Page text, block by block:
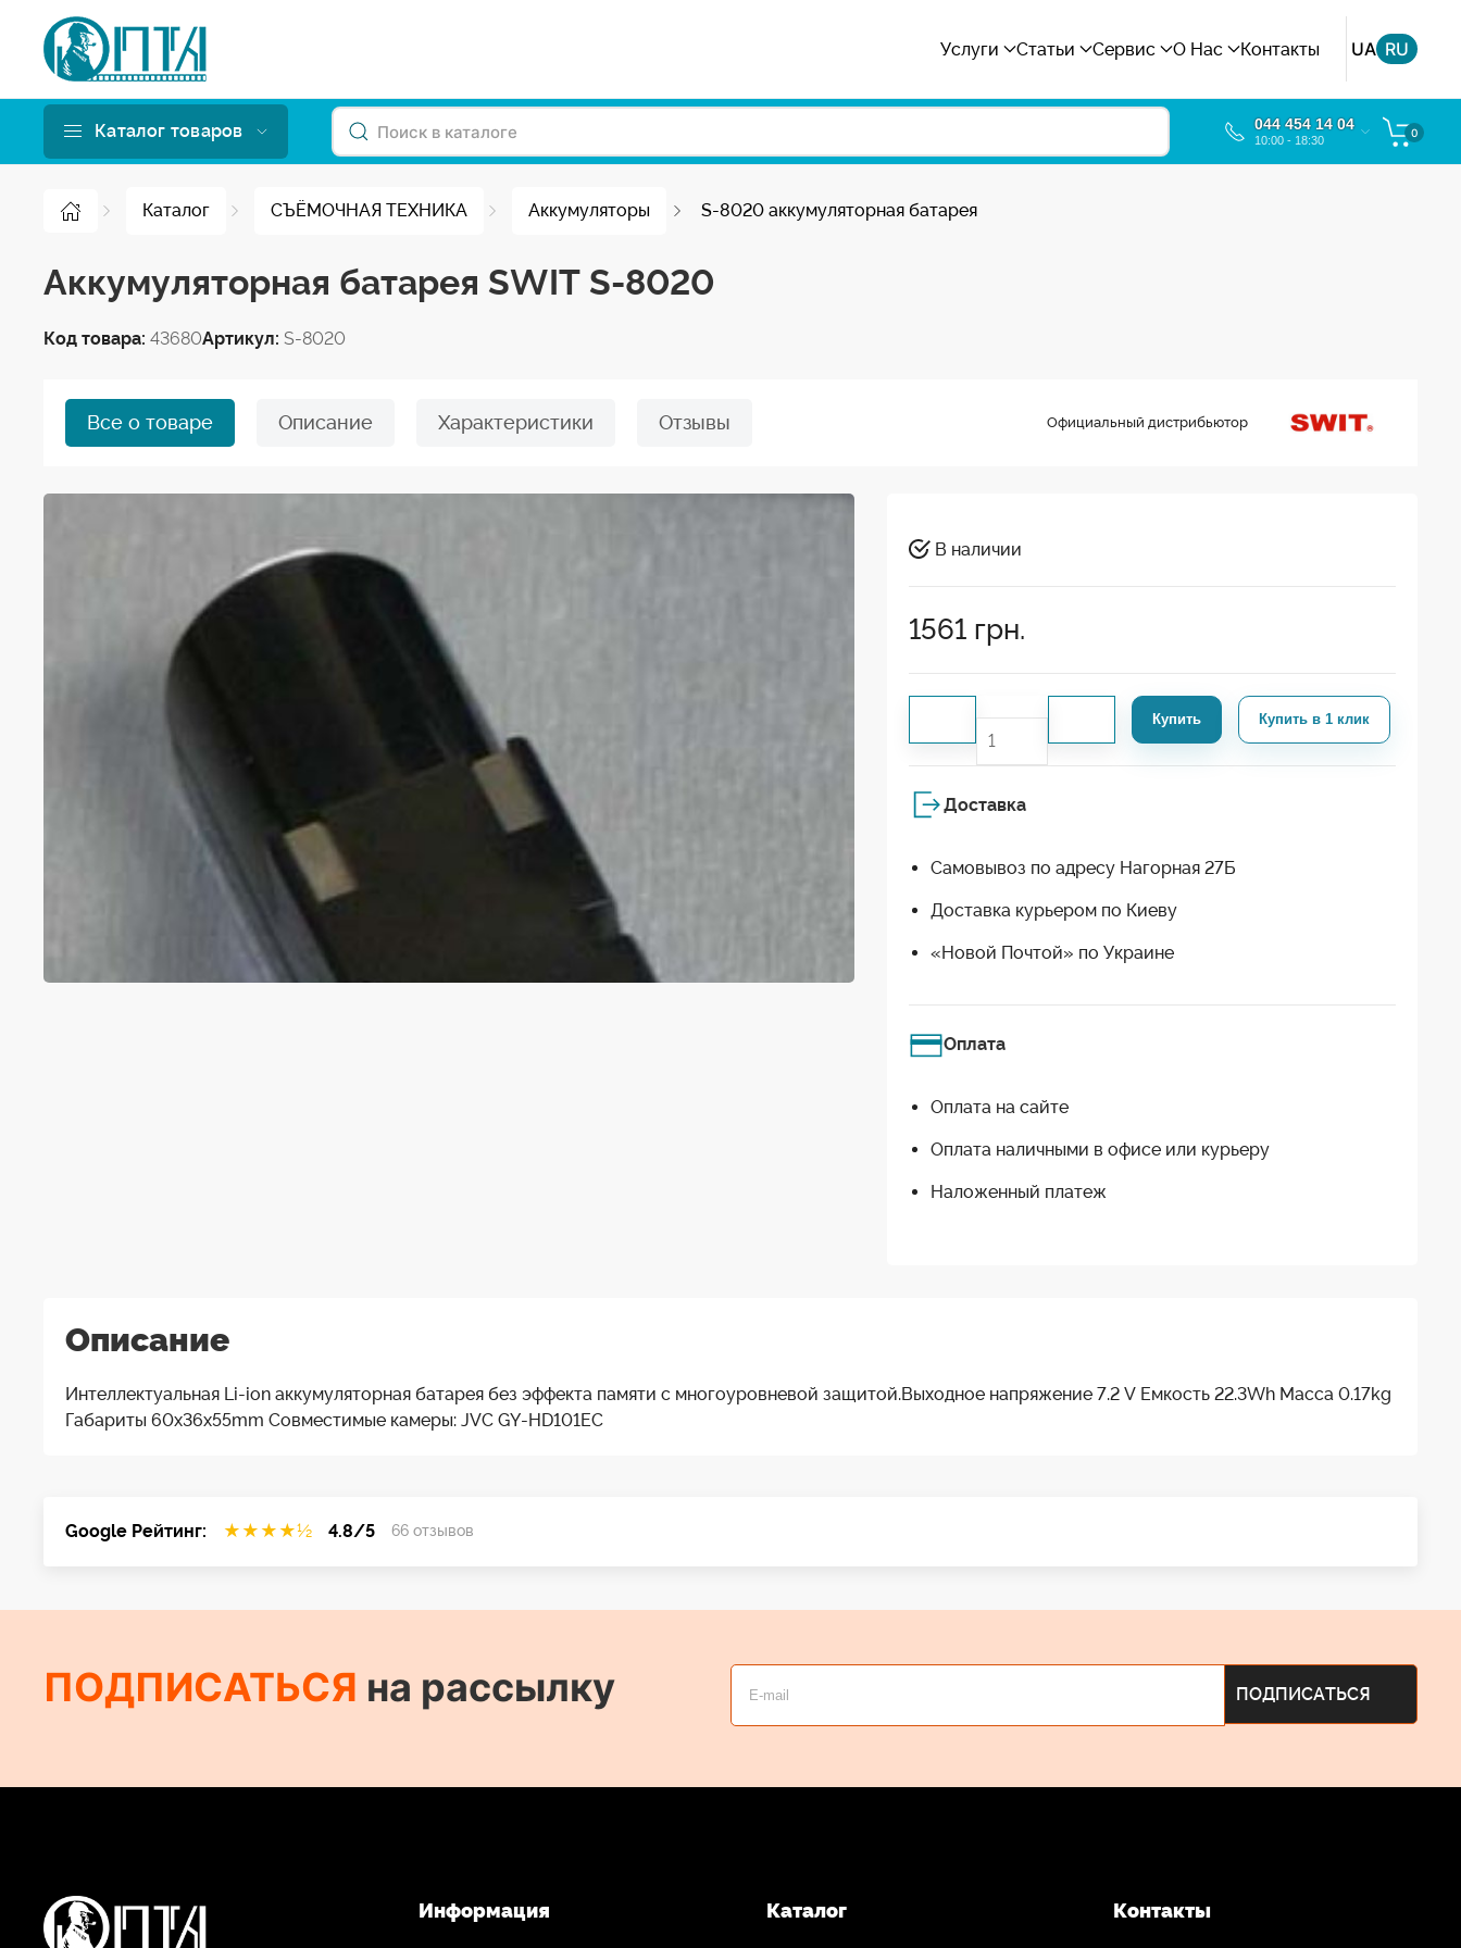
Услуги Статьи Сервис О Нас Контакты UA RU
Каталог товаров 044 454 14 04
10:00 - 18:30
0
Каталог СЪЁМОЧНАЯ ТЕХНИКА Аккумуляторы S-8020 аккумуляторная батарея
Аккумуляторная батарея SWIT S-8020
Код товара: 43680Артикул: S-8020
Все о товаре Описание Характеристики Отзывы Официальный дистрибьютор
В наличии
1561 грн.
Купить Купить в 1 клик
Доставка
Самовывоз по адресу Нагорная 27Б
Доставка курьером по Киеву
«Новой Почтой» по Украине
Оплата
Оплата на сайте
Оплата наличными в офисе или курьеру
Наложенный платеж
Описание
Интеллектуальная Li-ion аккумуляторная батарея без эффекта памяти с многоуровневой защитой.Выходное напряжение 7.2 V Емкость 22.3Wh Масса 0.17kg
Габариты 60x36x55mm Совместимые камеры: JVC GY-HD101EC
Google Рейтинг: ★ ★ ★ ★½ 4.8/5 66 отзывов
ПОДПИСАТЬСЯ на рассылку
Информация Каталог Контакты